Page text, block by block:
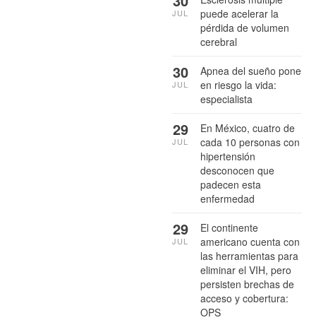
puede acelerar la
pérdida de volumen
cerebral
JUL
Apnea del sueño pone
en riesgo la vida:
especialista
30
JUL
En México, cuatro de
cada 10 personas con
hipertensión
desconocen que
padecen esta
enfermedad
29
JUL
El continente
americano cuenta con
las herramientas para
eliminar el VIH, pero
persisten brechas de
acceso y cobertura:
OPS
29
JUL